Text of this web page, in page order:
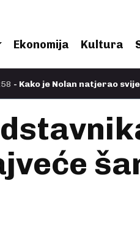
Ekonomija Kultura
natjerao svijet da se